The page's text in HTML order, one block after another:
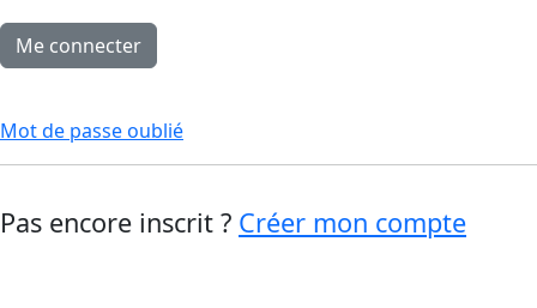
Mot de passe oublié
Pas encore inscrit ? Créer mon compte